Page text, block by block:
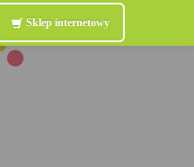
Sklep internetowy